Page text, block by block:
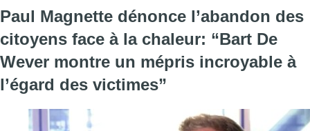
Paul Magnette dénonce l’abandon des
citoyens face à la chaleur: “Bart De
Wever montre un mépris incroyable à
l’égard des victimes”